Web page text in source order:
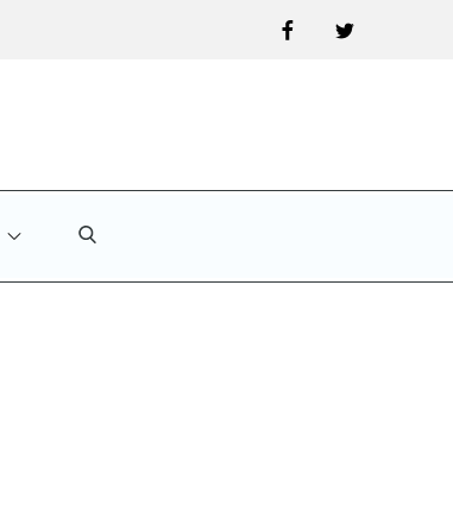
FacebookTwitter